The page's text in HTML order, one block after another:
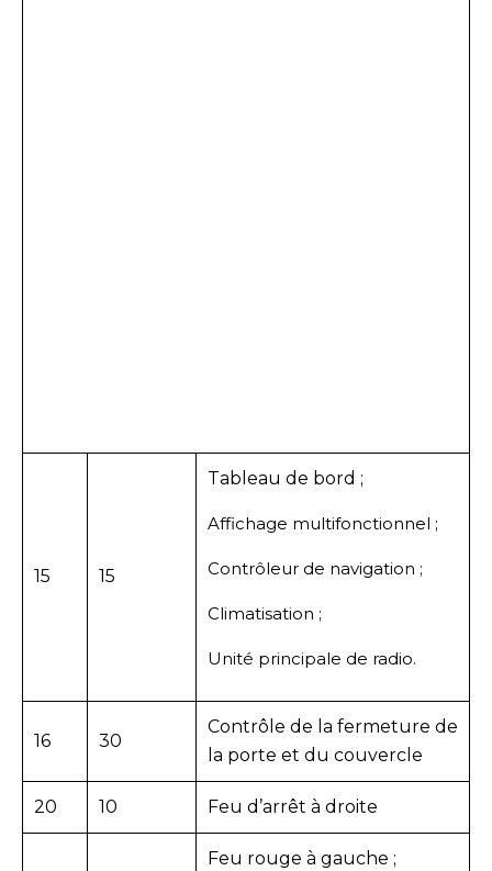
15 15
Tableau de bord ;
Affichage multifonctionnel ;
Contrôleur de navigation ;
Climatisation ;
Unité principale de radio.
16 30
Contrôle de la fermeture de
la porte et du couvercle
20 10 Feu d’arrêt à droite
Feu rouge à gauche ;